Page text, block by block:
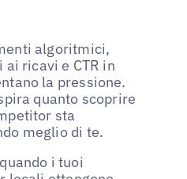
algoritmici,
ai ricavi e CTR in
la pressione.
quanto scoprire
sta
meglio di te.
i tuoi